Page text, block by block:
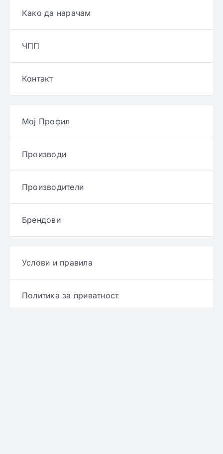
Како да нарачам
ЧПП
Контакт
Мој Профил
Производи
Производители
Брендови
Услови и правила
Политика за приватност